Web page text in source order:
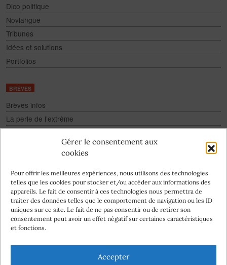
Gérer le consentement aux
cookies
Pour offrir les meilleures expériences, nous utilisons des technologies
telles que les cookies pour stocker et/ou accéder aux informations des
appareils. Le fait de consentir à ces technologies nous permettra de
traiter des données telles que le comportement de navigation ou les ID
uniques sur ce site. Le fait de ne pas consentir ou de retirer son
consentement peut avoir un effet négatif sur certaines caractéristiques
et fonctions.
Accepter
Dico politique
Novlangue
Tribunes
Idées et solutions
Portfolios
BRÈVES
Brèves infos
La perle de l’extrême
Fake
Culture pour tous
Abonnez-vous
Nos auteurs